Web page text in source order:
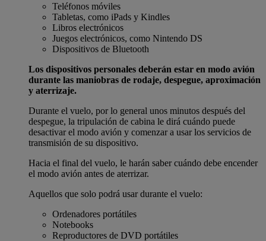
Teléfonos móviles
Tabletas, como iPads y Kindles
Libros electrónicos
Juegos electrónicos, como Nintendo DS
Dispositivos de Bluetooth
Los dispositivos personales deberán estar en modo avión
durante las maniobras de rodaje, despegue, aproximación
y aterrizaje.
Durante el vuelo, por lo general unos minutos después del
despegue, la tripulación de cabina le dirá cuándo puede
desactivar el modo avión y comenzar a usar los servicios de
transmisión de su dispositivo.
Hacia el final del vuelo, le harán saber cuándo debe encender
el modo avión antes de aterrizar.
Aquellos que solo podrá usar durante el vuelo:
Ordenadores portátiles
Notebooks
Reproductores de DVD portátiles